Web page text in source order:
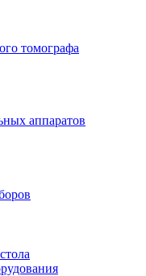
томографа
аппаратов